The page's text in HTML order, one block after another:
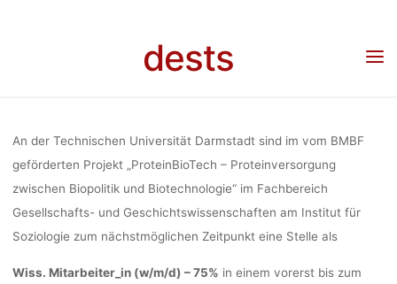
dests
DER
Stellenangebot: Wissenschaftliche*r Mitarbeiter*in 75% an
An der Technischen Universität Darmstadt sind im vom BMBF
geförderten Projekt „ProteinBioTech – Proteinversorgung
zwischen Biopolitik und Biotechnologie“ im Fachbereich
Gesellschafts- und Geschichtswissenschaften am Institut für
Soziologie zum nächstmöglichen Zeitpunkt eine Stelle als
Wiss. Mitarbeiter_in (w/m/d) – 75% in einem vorerst bis zum